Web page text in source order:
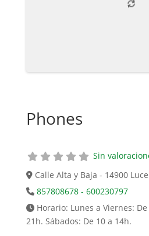
Phones
Sin
Calle Alta y Baja - 14900
857808678 - 600230797
Horario: Lunes a Viernes:
21h. Sábados: De 10 a 14h.